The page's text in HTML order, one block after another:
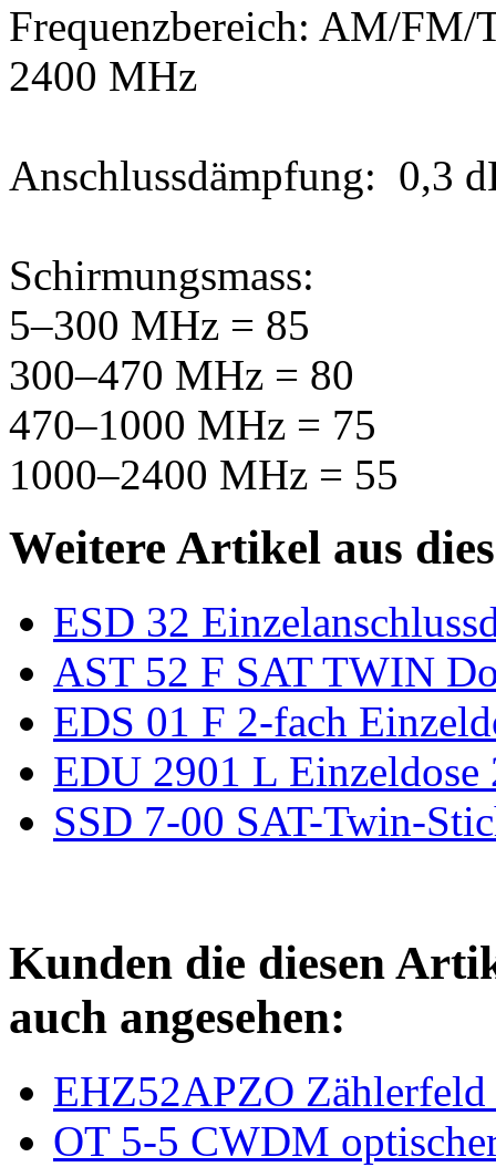
Frequenzbereich: AM/
2400 MHz
Anschlussdämpfung: 0,3
Schirmungsmass:
5–300 MHz = 85
300–470 MHz = 80
470–1000 MHz = 75
1000–2400 MHz = 55
Weitere Artikel aus
ESD 32
AST 52 F SAT TWIN
EDS 01 F 2-fach
EDU 2901 L
SSD 7-00 SAT-Twin-
Kunden die diesen
auch angesehen:
EHZ52APZO
OT 5-5 CWDM